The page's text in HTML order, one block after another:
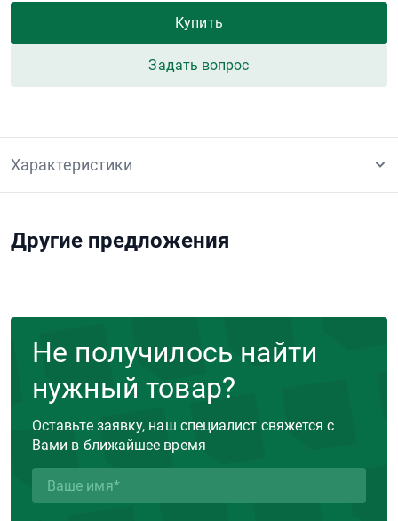
Купить
Задать вопрос
Характеристики
Другие предложения
Не получилось найти
нужный товар?
Оставьте заявку, наш специалист свяжется с
Вами в ближайшее время